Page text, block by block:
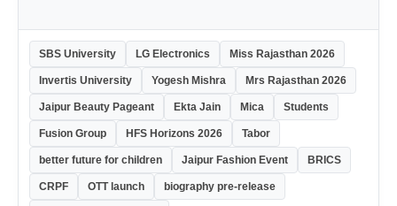
SBS University LG Electronics Miss Rajasthan 2026
Invertis University Yogesh Mishra Mrs Rajasthan 2026
Jaipur Beauty Pageant Ekta Jain Mica Students
Fusion Group HFS Horizons 2026 Tabor
better future for children Jaipur Fashion Event BRICS
CRPF OTT launch biography pre-release